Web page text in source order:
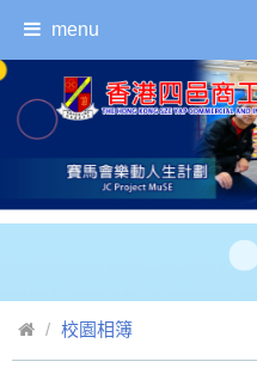
menu
校園相簿